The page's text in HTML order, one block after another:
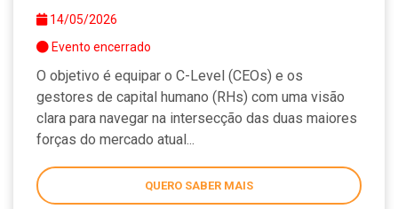
14/05/2026
Evento encerrado
O objetivo é equipar o C-Level (CEOs) e os
gestores de capital humano (RHs) com uma visão
clara para navegar na intersecção das duas maiores
forças do mercado atual...
QUERO SABER MAIS